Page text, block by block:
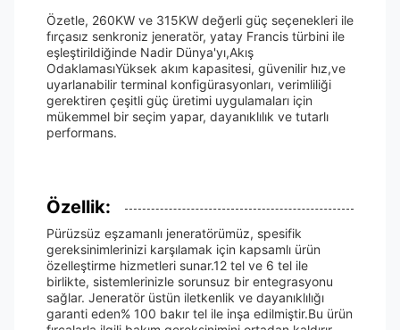
Özetle, 260KW ve 315KW değerli güç seçenekleri ile
fırçasız senkroniz jeneratör, yatay Francis türbini ile
eşleştirildiğinde Nadir Dünya'yı,Akış
OdaklamasıYüksek akım kapasitesi, güvenilir hız,ve
uyarlanabilir terminal konfigürasyonları, verimliliği
gerektiren çeşitli güç üretimi uygulamaları için
mükemmel bir seçim yapar, dayanıklılık ve tutarlı
performans.
Özellik:
Pürüzsüz eşzamanlı jeneratörümüz, spesifik
gereksinimlerinizi karşılamak için kapsamlı ürün
özelleştirme hizmetleri sunar.12 tel ve 6 tel ile
birlikte, sistemlerinizle sorunsuz bir entegrasyonu
sağlar. Jeneratör üstün iletkenlik ve dayanıklılığı
garanti eden% 100 bakır tel ile inşa edilmiştir.Bu ürün